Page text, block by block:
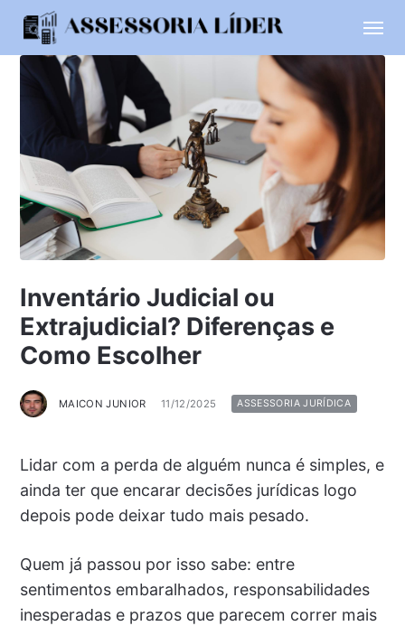
Inventário Judicial ou
Extrajudicial? Diferenças e
Como Escolher
MAICON JUNIOR 11/12/2025 ASSESSORIA JURÍDICA
Lidar com a perda de alguém nunca é simples, e
ainda ter que encarar decisões jurídicas logo
depois pode deixar tudo mais pesado.
Quem já passou por isso sabe: entre
sentimentos embaralhados, responsabilidades
inesperadas e prazos que parecem correr mais